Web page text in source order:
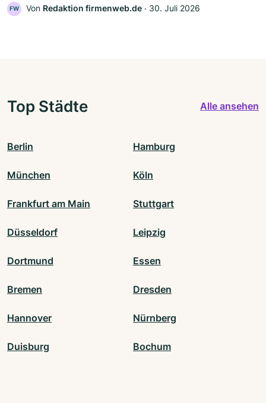
FW Von Redaktion firmenweb.de ‧ 30. Juli 2026
Top Städte Alle ansehen
Berlin Hamburg
München Köln
Frankfurt am Main Stuttgart
Düsseldorf Leipzig
Dortmund Essen
Bremen Dresden
Hannover Nürnberg
Duisburg Bochum